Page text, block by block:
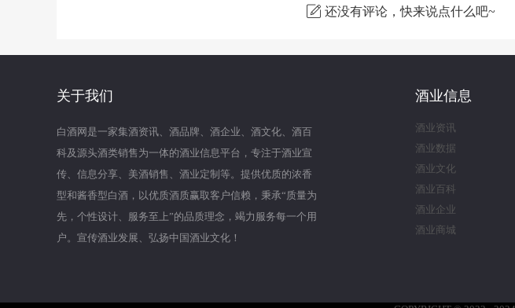
还没有评论，快来说点什么吧~
关于我们
白酒网是一家集酒资讯、酒品牌、酒企业、酒文化、酒百
科及源头酒类销售为一体的酒业信息平台，专注于酒业宣
传、信息分享、美酒销售、酒业定制等。提供优质的浓香
型和酱香型白酒，以优质酒质赢取客户信赖，秉承“质量为
先，个性设计、服务至上”的品质理念，竭力服务每一个用
户。宣传酒业发展、弘扬中国酒业文化！
酒业信息
酒业资讯
酒业数据
酒业文化
酒业百科
酒业企业
酒业商城